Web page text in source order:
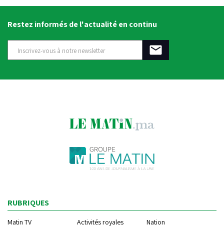
Restez informés de l'actualité en continu
RUBRIQUES
Matin TV Activités royales
Nation